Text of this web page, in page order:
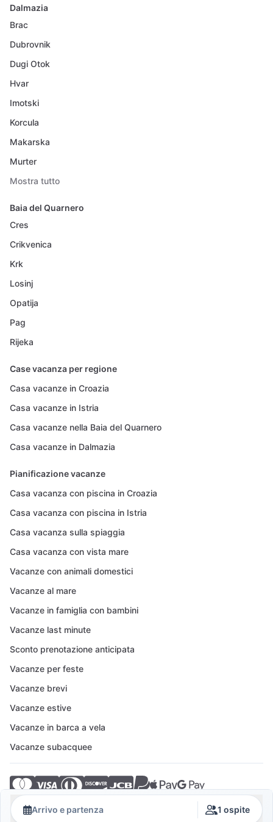
Arrivo e partenza 1 ospite
Dalmazia
Brac
Dubrovnik
Dugi Otok
Hvar
Imotski
Korcula
Makarska
Murter
Mostra tutto
Baia del Quarnero
Cres
Crikvenica
Krk
Losinj
Opatija
Pag
Rijeka
Case vacanza per regione
Casa vacanze in Croazia
Casa vacanze in Istria
Casa vacanze nella Baia del Quarnero
Casa vacanze in Dalmazia
Pianificazione vacanze
Casa vacanza con piscina in Croazia
Casa vacanza con piscina in Istria
Casa vacanza sulla spiaggia
Casa vacanza con vista mare
Vacanze con animali domestici
Vacanze al mare
Vacanze in famiglia con bambini
Vacanze last minute
Sconto prenotazione anticipata
Vacanze per feste
Vacanze brevi
Vacanze estive
Vacanze in barca a vela
Vacanze subacquee
© 2026 Crovillas GmbH